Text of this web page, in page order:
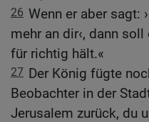
26 Wenn er aber sagt:
mehr an dir‹, dann
für richtig hält.«
27 Der König fügte
Beobachter in der
Jerusalem zurück, du